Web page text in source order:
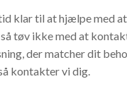
klar til at hjælpe med
tøv ikke med at
der matcher dit
kontakter vi dig.